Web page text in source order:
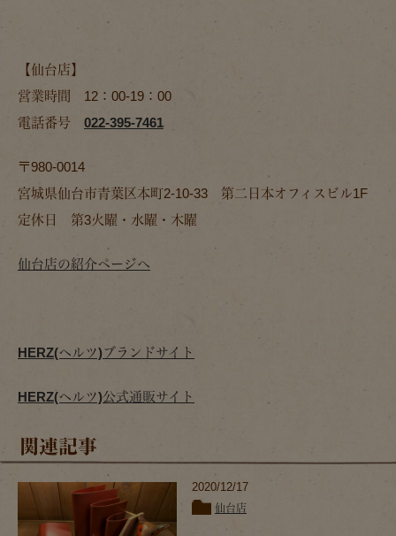
【仙台店】
営業時間 12：00-19：00
電話番号 022-395-7461
〒980-0014
宮城県仙台市青葉区本町2-10-33 第二日本オフィスビル1F
定休日 第3火曜・水曜・木曜
仙台店の紹介ページへ
HERZ(ヘルツ)ブランドサイト
HERZ(ヘルツ)公式通販サイト
関連記事
2020/12/17
仙台店